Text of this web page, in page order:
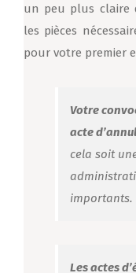
un peu plus claire
les pièces
pour votre premier
Votre
acte
cela soit
importants.
Les actes